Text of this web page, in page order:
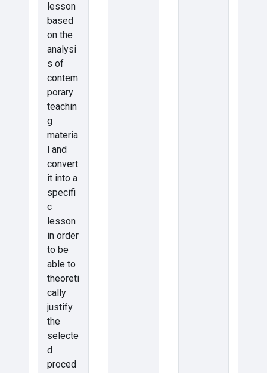
lesson
based
on the
analysi
s of
contem
porary
teachin
g
materia
l and
convert
it into a
specifi
c
lesson
in order
to be
able to
theoreti
cally
justify
the
selecte
d
proced